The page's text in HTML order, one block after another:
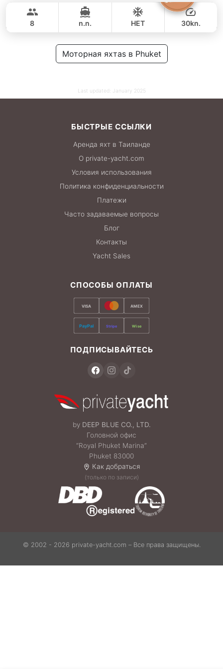
88,000 THB
70,600 THB
GULF CRAFT DUBAI 33FT
49,400 THB
8 n.n. НЕТ 30kn.
Моторная яхтаs в Phuket
Last updated: January 2025
БЫСТРЫЕ ССЫЛКИ
Аренда яхт в Таиланде
О private-yacht.com
Условия использования
Политика конфиденциальности
Платежи
Часто задаваемые вопросы
Блог
Контакты
Yacht Sales
СПОСОБЫ ОПЛАТЫ
VISA AMEX
PayPal Stripe Wise
ПОДПИСЫВАЙТЕСЬ
by DEEP BLUE CO., LTD.
Головной офис
“Royal Phuket Marina”
Phuket 83000
Как добраться
(только по записи)
© 2002 - 2026 private-yacht.com – Все права защищены.